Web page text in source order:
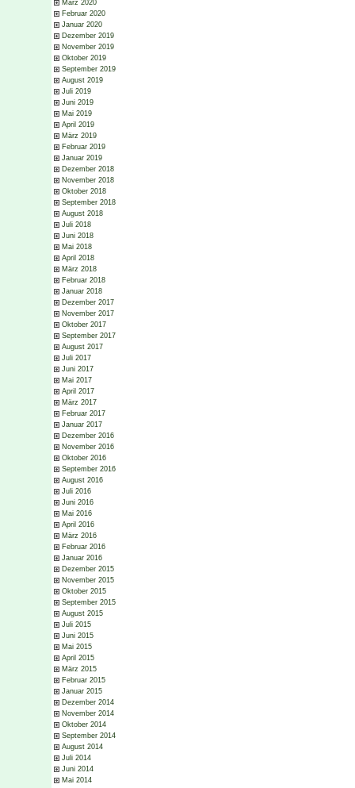
März 2020
Februar 2020
Januar 2020
Dezember 2019
November 2019
Oktober 2019
September 2019
August 2019
Juli 2019
Juni 2019
Mai 2019
April 2019
März 2019
Februar 2019
Januar 2019
Dezember 2018
November 2018
Oktober 2018
September 2018
August 2018
Juli 2018
Juni 2018
Mai 2018
April 2018
März 2018
Februar 2018
Januar 2018
Dezember 2017
November 2017
Oktober 2017
September 2017
August 2017
Juli 2017
Juni 2017
Mai 2017
April 2017
März 2017
Februar 2017
Januar 2017
Dezember 2016
November 2016
Oktober 2016
September 2016
August 2016
Juli 2016
Juni 2016
Mai 2016
April 2016
März 2016
Februar 2016
Januar 2016
Dezember 2015
November 2015
Oktober 2015
September 2015
August 2015
Juli 2015
Juni 2015
Mai 2015
April 2015
März 2015
Februar 2015
Januar 2015
Dezember 2014
November 2014
Oktober 2014
September 2014
August 2014
Juli 2014
Juni 2014
Mai 2014